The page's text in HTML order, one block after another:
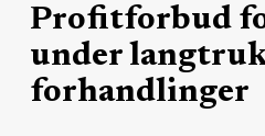
Profitforbud
under
forhandlinger